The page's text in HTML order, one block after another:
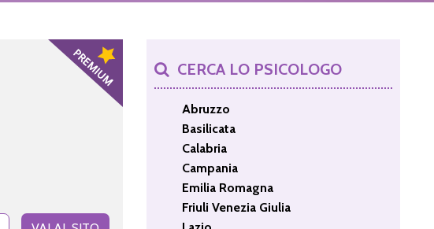
CERCA LO PSICOLOGO
Abruzzo
Basilicata
Calabria
Campania
Emilia Romagna
Friuli Venezia Giulia